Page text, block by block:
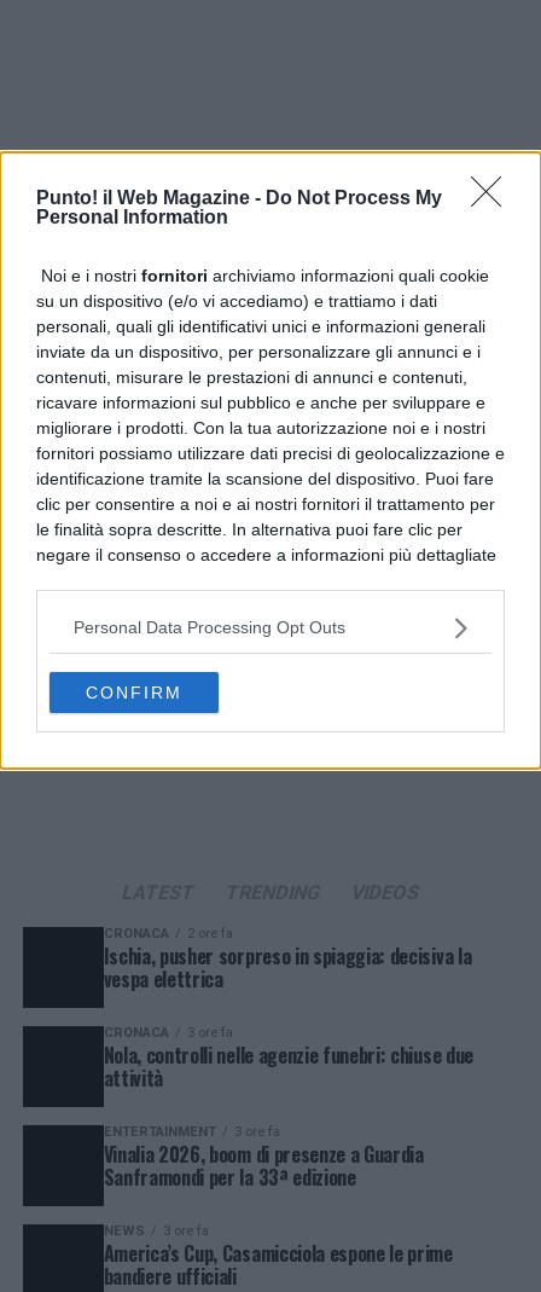
Punto! il Web Magazine - Do Not Process My
Personal Information
Noi e i nostri fornitori archiviamo informazioni quali cookie
su un dispositivo (e/o vi accediamo) e trattiamo i dati
personali, quali gli identificativi unici e informazioni generali
inviate da un dispositivo, per personalizzare gli annunci e i
contenuti, misurare le prestazioni di annunci e contenuti,
ricavare informazioni sul pubblico e anche per sviluppare e
migliorare i prodotti. Con la tua autorizzazione noi e i nostri
fornitori possiamo utilizzare dati precisi di geolocalizzazione e
identificazione tramite la scansione del dispositivo. Puoi fare
clic per consentire a noi e ai nostri fornitori il trattamento per
le finalità sopra descritte. In alternativa puoi fare clic per
negare il consenso o accedere a informazioni più dettagliate
possono non richiedere il tuo consenso, ma hai il diritto di
opporti a tale trattamento. Le tue preferenze si
applicheranno solo a questo sito web. Puoi modificare le tue
preferenze in qualsiasi momento ritornando su questo sito o
consultando la nostrainformativa sulla riservatezza.
Personal Data Processing Opt Outs
CONFIRM
CLICCA PER COMMETARE
PUBBLICITÀ
CRONACA 2 ore fa
Ischia, pusher sorpreso in spiaggia: decisiva la
vespa elettrica
CRONACA 3 ore fa
Nola, controlli nelle agenzie funebri: chiuse due
attività
ENTERTAINMENT 3 ore fa
Vinalia 2026, boom di presenze a Guardia
Sanframondi per la 33ª edizione
NEWS 3 ore fa
America’s Cup, Casamicciola espone le prime
bandiere ufficiali